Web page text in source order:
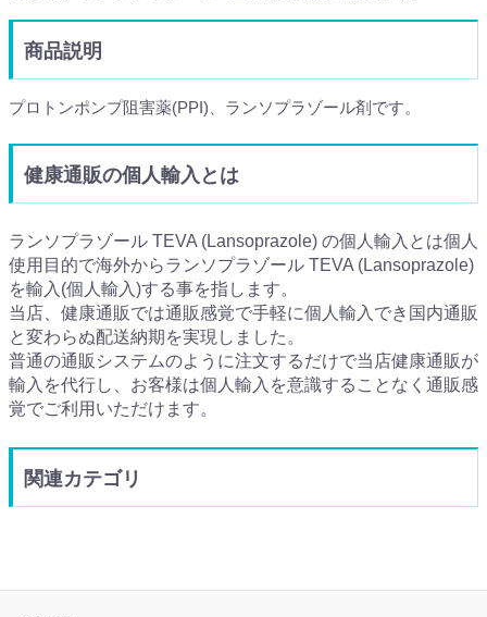
商品説明
プロトンポンプ阻害薬(PPI)、ランソプラゾール剤です。
健康通販の個人輸入とは
ランソプラゾール TEVA (Lansoprazole) の個人輸入とは個人
使用目的で海外からランソプラゾール TEVA (Lansoprazole)
を輸入(個人輸入)する事を指します。
当店、健康通販では通販感覚で手軽に個人輸入でき国内通販
と変わらぬ配送納期を実現しました。
普通の通販システムのように注文するだけで当店健康通販が
輸入を代行し、お客様は個人輸入を意識することなく通販感
覚でご利用いただけます。
関連カテゴリ